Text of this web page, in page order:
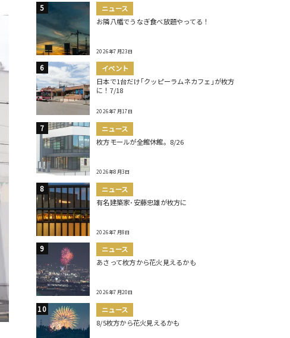
ニュース
お隣八幡でうなぎ食べ放題やってる！
2026年7月23日
イベント
日本で1台だけ｢クッピーラムネカフェ｣が枚方
に！7/18
2026年7月17日
ニュース
枚方モールが全館休館。8/26
2026年8月3日
ニュース
有名建築家･安藤忠雄が枚方に
2026年7月8日
ニュース
あさって枚方から花火見えるかも
2026年7月20日
ニュース
8/5枚方から花火見えるかも